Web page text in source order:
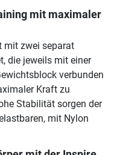
mit maximaler
mit zwei separat
die jeweils mit einer
verbunden
Kraft zu
Stabilität sorgen der
mit Nylon